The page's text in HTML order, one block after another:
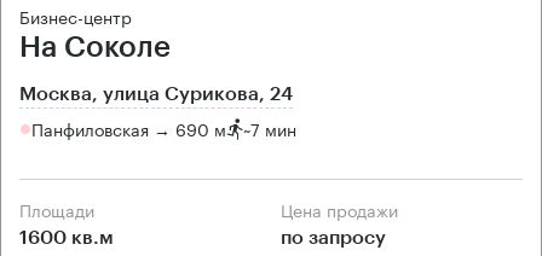
Бизнес-центр
На Соколе
Москва, улица Сурикова, 24
Панфиловская → 690 м ~7 мин
Площади
1600 кв.м
Цена продажи
по запросу